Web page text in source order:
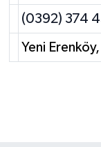
(0392) 374
Yeni